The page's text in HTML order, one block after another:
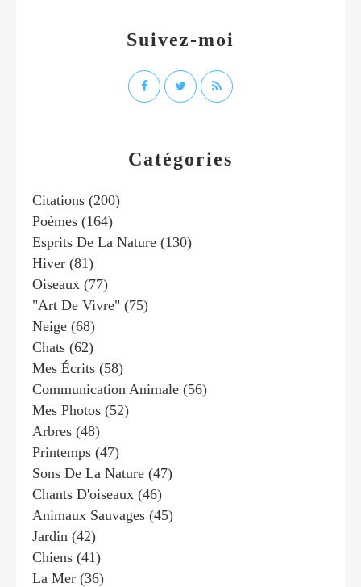
Catégories
Citations (200)
Poèmes (164)
Esprits De La Nature (130)
Hiver (81)
Oiseaux (77)
"art De Vivre" (75)
Neige (68)
Chats (62)
Mes Écrits (58)
Communication Animale (56)
Mes Photos (52)
Arbres (48)
Printemps (47)
Sons De La Nature (47)
Chants D'oiseaux (46)
Animaux Sauvages (45)
Jardin (42)
Chiens (41)
La Mer (36)
Suivez-moi